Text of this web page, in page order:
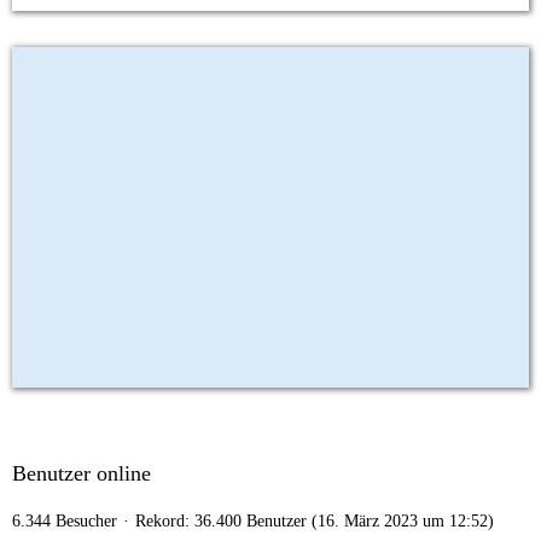
Benutzer online
6.344 Besucher Rekord: 36.400 Benutzer (16. März 2023 um 12:52)